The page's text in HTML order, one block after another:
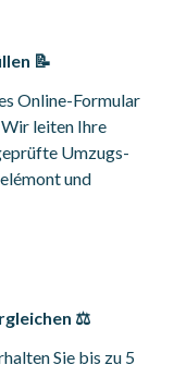
📝
Online-Formular
leiten Ihre
Umzugs-
und
⚖️
Sie bis zu 5